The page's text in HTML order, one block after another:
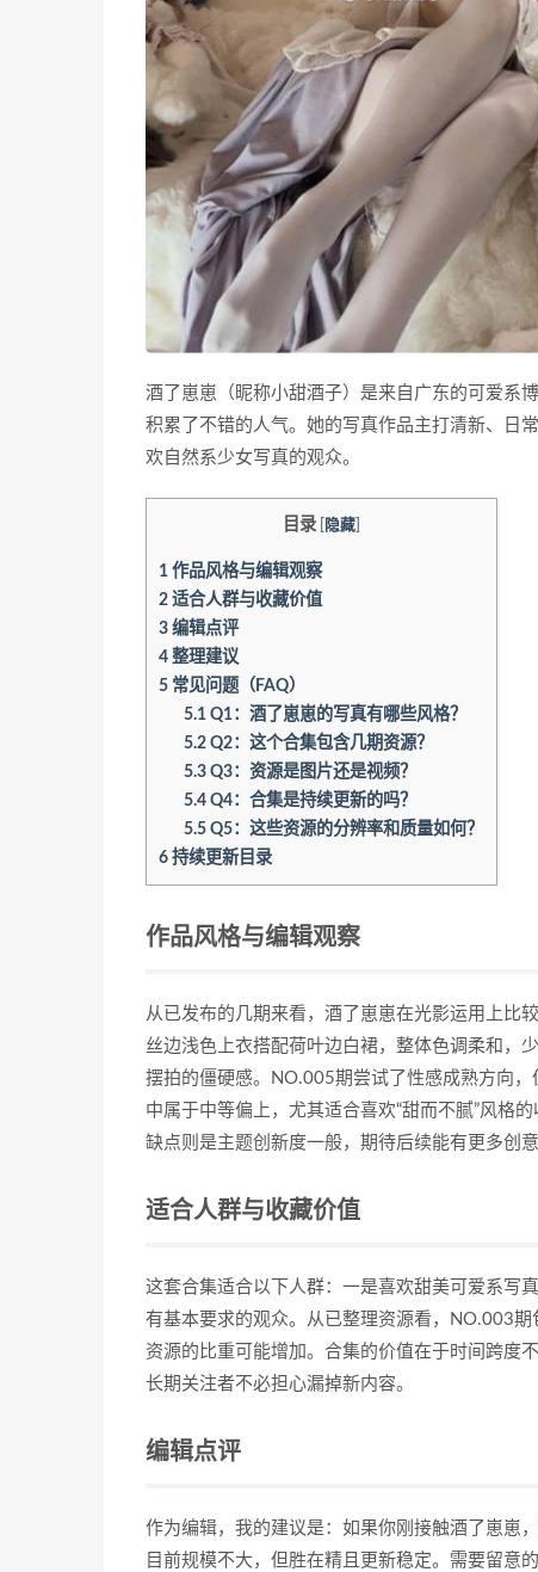
酒了崽崽（昵称小甜酒子）是来自广东的可爱系
积累了不错的人气。她的写真作品主打清新、日
欢自然系少女写真的观众。
目录 隐藏
1 作品风格与编辑观察
2 适合人群与收藏价值
3 编辑点评
4 整理建议
5 常见问题（FAQ）
5.1 Q1：酒了崽崽的写真有哪些风格？
5.2 Q2：这个合集包含几期资源？
5.3 Q3：资源是图片还是视频？
5.4 Q4：合集是持续更新的吗？
5.5 Q5：这些资源的分辨率和质量如何？
6 持续更新目录
作品风格与编辑观察
从已发布的几期来看，酒了崽崽在光影运用上比
丝边浅色上衣搭配荷叶边白裙，整体色调柔和，
摆拍的僵硬感。NO.005期尝试了性感成熟方向
中属于中等偏上，尤其适合喜欢“甜而不腻”风格
缺点则是主题创新度一般，期待后续能有更多创意
适合人群与收藏价值
这套合集适合以下人群：一是喜欢甜美可爱系写
有基本要求的观众。从已整理资源看，NO.003
资源的比重可能增加。合集的价值在于时间跨度
长期关注者不必担心漏掉新内容。
编辑点评
作为编辑，我的建议是：如果你刚接触酒了崽崽
目前规模不大，但胜在精且更新稳定。需要留意